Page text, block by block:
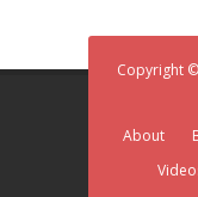
Copyright
About